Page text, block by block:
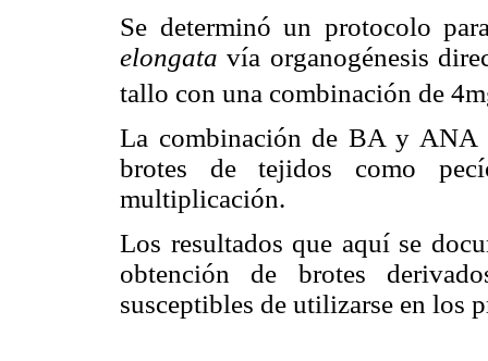
Se determinó un protocolo
elongata vía organogénesis
tallo con una combinación de
La combinación de BA y ANA
brotes de tejidos como
multiplicación.
Los resultados que aquí se
obtención de brotes
susceptibles de utilizarse en los